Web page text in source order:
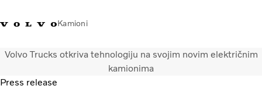
Kamioni
Volvo Trucks Srbija - kontaktiVolvo Trucks prodavnicaPrijavljivanjeSrbija
Volvo Trucks otkriva tehnologiju na svojim novim električnim
kamionima
Press release